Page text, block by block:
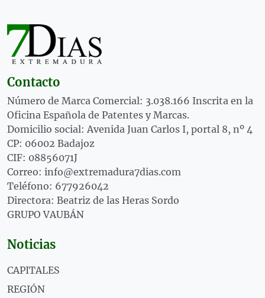
Contacto
Número de Marca Comercial: 3.038.166 Inscrita en la
Oficina Española de Patentes y Marcas.
Domicilio social: Avenida Juan Carlos I, portal 8, nº 4
CP: 06002 Badajoz
CIF: 08856071J
Correo: info@extremadura7dias.com
Teléfono: 677926042
Directora: Beatriz de las Heras Sordo
GRUPO VAUBÁN
Noticias
CAPITALES
REGIÓN